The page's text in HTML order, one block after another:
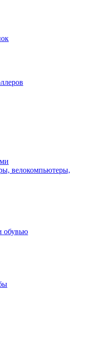
велокомпьютеры,
обувью